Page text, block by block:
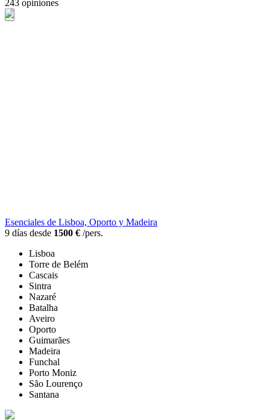
243 opiniones
Esenciales de Lisboa, Oporto y Madeira
9 días desde 1500 € /pers.
Lisboa
Torre de Belém
Cascais
Sintra
Nazaré
Batalha
Aveiro
Oporto
Guimarães
Madeira
Funchal
Porto Moniz
São Lourenço
Santana